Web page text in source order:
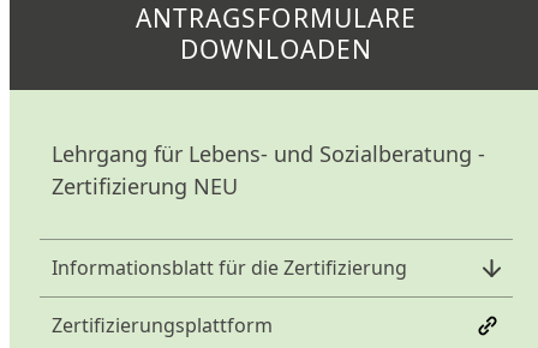
ANTRAGSFORMULARE
DOWNLOADEN
Lehrgang für Lebens- und Sozialberatung -
Zertifizierung NEU
Informationsblatt für die Zertifizierung
Zertifizierungsplattform